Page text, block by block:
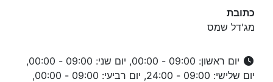
כתובת
מג'דל שמס
יום ראשון: 09:00 - 00:00, יום שני: 09:00 - 00:00,
יום שלישי: 09:00 - 24:00, יום רביעי: 09:00 - 00:00,